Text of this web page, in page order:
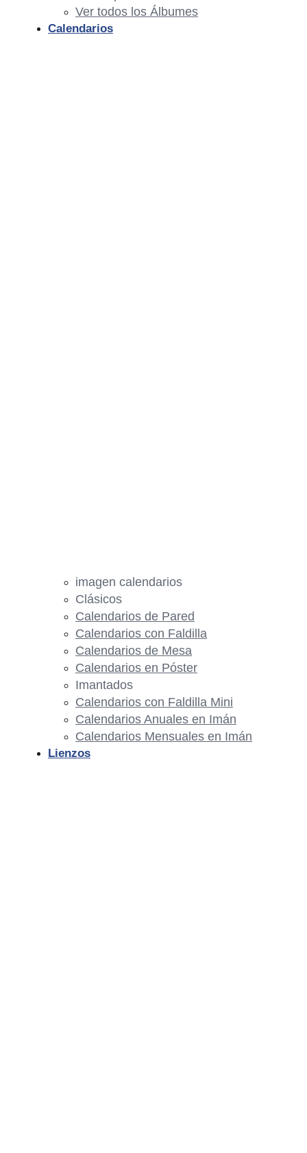
Ver todos los Álbumes
Calendarios
imagen calendarios
Clásicos
Calendarios de Pared
Calendarios con Faldilla
Calendarios de Mesa
Calendarios en Póster
Imantados
Calendarios con Faldilla Mini
Calendarios Anuales en Imán
Calendarios Mensuales en Imán
Lienzos